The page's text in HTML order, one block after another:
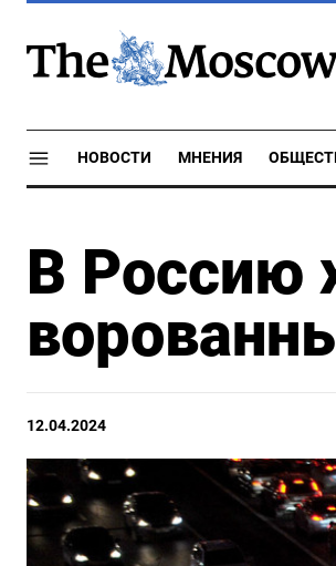
НОВОСТИ МНЕНИЯ
В Россию
12.04.2024